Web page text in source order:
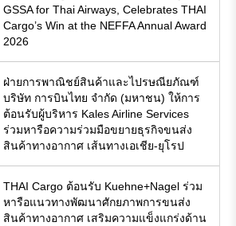
GSSA for Thai Airways, Celebrates THAI
Cargo’s Win at the NEFFA Annual Award
2026
ฝ่ายการพาณิชย์สินค้าและไปรษณียภัณฑ์
บริษัท การบินไทย จำกัด (มหาชน) ให้การ
ต้อนรับผู้บริหาร Kales Airline Services
ร่วมหารือความร่วมมือขยายธุรกิจขนส่ง
สินค้าทางอากาศ เส้นทางเอเชีย-ยุโรป
THAI Cargo ต้อนรับ Kuehne+Nagel ร่วม
หารือแนวทางพัฒนาศักยภาพการขนส่ง
สินค้าทางอากาศ เสริมความแข็งแกร่งด้าน